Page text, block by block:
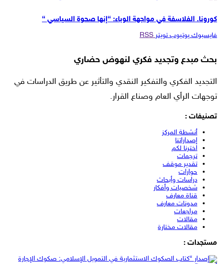
كورونا. الفلاسفة في مواجهة الوباء: “إنها صحوة السياسي “
فايسبوك يوتيوب تويتر RSS
بحث مبدع وتجديد فكري لنهوض حضاري
التجديد الفكري والتفكير النقدي والتأثير عن طريق الدراسات في
توجهات الرأي العام وصناع القرار.
تصنيفات :
أنشطة المركز
إصداراتنا
اخترنا لكم
ترجمات
تقدير موقف
حوارات
دراسات وأبحاث
شخصيات وأفكار
قناة معارف
مدونات معارف
مراجعات
مقالات
مقالات مختارة
مستجدات :